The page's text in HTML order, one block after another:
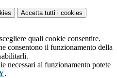
Accetta tutti i cookies
quali cookie consentire.
consentono il funzionamento della
necessari al funzionamento potete
.